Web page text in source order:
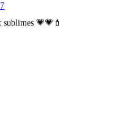
sublimes 💗💗💄